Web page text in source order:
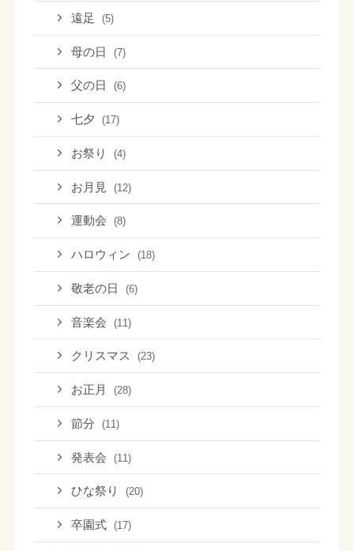
遠足 (5)
母の日 (7)
父の日 (6)
七夕 (17)
お祭り (4)
お月見 (12)
運動会 (8)
ハロウィン (18)
敬老の日 (6)
音楽会 (11)
クリスマス (23)
お正月 (28)
節分 (11)
発表会 (11)
ひな祭り (20)
卒園式 (17)